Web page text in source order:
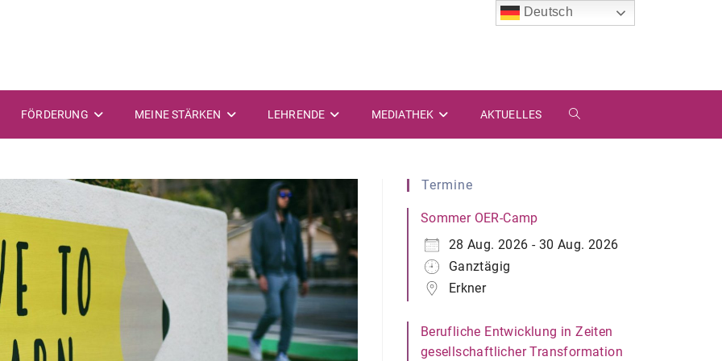
FÖRDERUNG MEINE STÄRKEN LEHRENDE MEDIATHEK AKTUELLES WEBSITE-
Termine
Sommer OER-Camp
28 Aug. 2026 - 30 Aug. 2026
Ganztägig
Erkner
Berufliche Entwicklung in Zeiten
gesellschaftlicher Transformation
Deutsch